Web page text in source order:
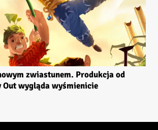
zwiastunem. Produkcja od
Out wygląda wyśmienicie